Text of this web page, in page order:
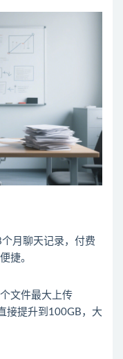
月聊天记录，付费
捷。
文件最大上传
接提升到100GB，大